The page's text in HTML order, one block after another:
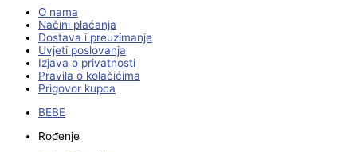
O nama
Načini plaćanja
Dostava i preuzimanje
Uvjeti poslovanja
Izjava o privatnosti
Pravila o kolačićima
Prigovor kupca
BEBE
Rođenje